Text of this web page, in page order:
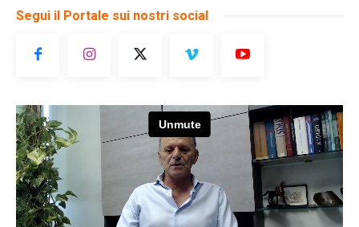
Segui il Portale sui nostri social